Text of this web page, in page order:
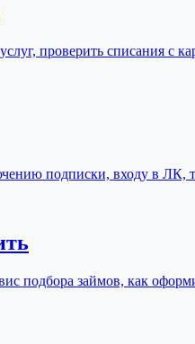
проверить списания с
подписки, входу в
подбора займов, как